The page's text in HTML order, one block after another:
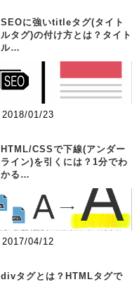
SEOに強いtitleタグ(タイト
ルタグ)の付け方とは？タイト
ル…
2018/01/23
HTML/CSSで下線(アンダー
ライン)を引くには？1分でわ
かる…
2017/04/12
divタグとは？HTMLタグで